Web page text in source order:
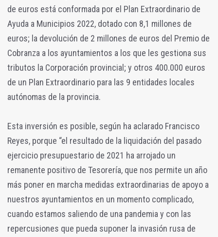
de euros está conformada por el Plan Extraordinario de
Ayuda a Municipios 2022, dotado con 8,1 millones de
euros; la devolución de 2 millones de euros del Premio de
Cobranza a los ayuntamientos a los que les gestiona sus
tributos la Corporación provincial; y otros 400.000 euros
de un Plan Extraordinario para las 9 entidades locales
autónomas de la provincia.
Esta inversión es posible, según ha aclarado Francisco
Reyes, porque “el resultado de la liquidación del pasado
ejercicio presupuestario de 2021 ha arrojado un
remanente positivo de Tesorería, que nos permite un año
más poner en marcha medidas extraordinarias de apoyo a
nuestros ayuntamientos en un momento complicado,
cuando estamos saliendo de una pandemia y con las
repercusiones que pueda suponer la invasión rusa de